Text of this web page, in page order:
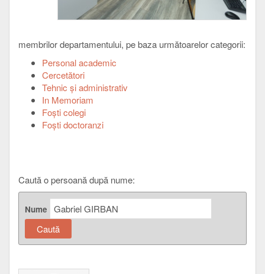
membrilor departamentului, pe baza următoarelor categorii:
Personal academic
Cercetători
Tehnic şi administrativ
In Memoriam
Foşti colegi
Foşti doctoranzi
Caută o persoană după nume:
Nume